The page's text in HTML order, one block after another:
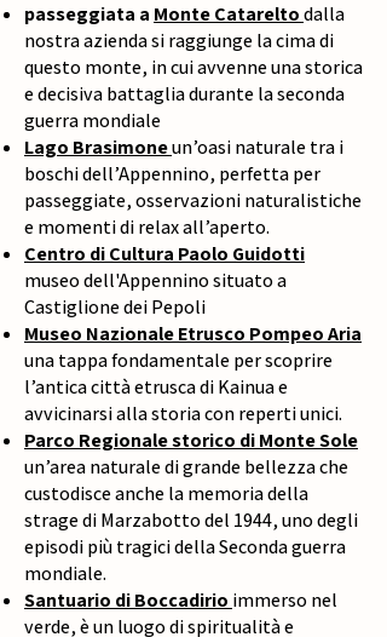
passeggiata a Monte Catareltodalla
nostra azienda si raggiunge la cima di
questo monte, in cui avvenne una storica
e decisiva battaglia durante la seconda
guerra mondiale
Lago Brasimoneun’oasi naturale tra i
boschi dell’Appennino, perfetta per
passeggiate, osservazioni naturalistiche
e momenti di relax all’aperto.
Centro di Cultura Paolo Guidotti
museo dell'Appennino situato a
Castiglione dei Pepoli
Museo Nazionale Etrusco Pompeo Aria
una tappa fondamentale per scoprire
l’antica città etrusca di Kainua e
avvicinarsi alla storia con reperti unici.
Parco Regionale storico di Monte Sole
un’area naturale di grande bellezza che
custodisce anche la memoria della
strage di Marzabotto del 1944, uno degli
episodi più tragici della Seconda guerra
mondiale.
Santuario di Boccadirio immerso nel
verde, è un luogo di spiritualità e